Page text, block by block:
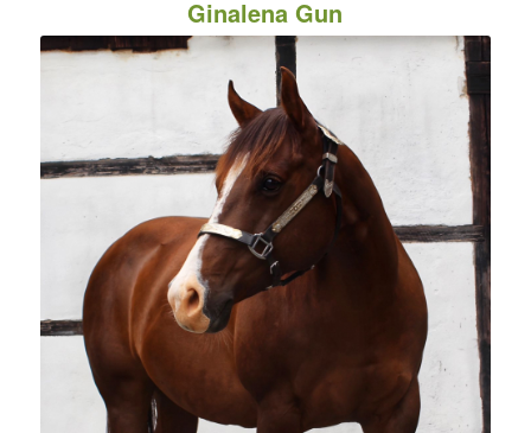
Ginalena Gun